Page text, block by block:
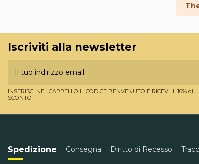
Iscriviti alla newsletter
INSERISCI NEL CARRELLO IL CODICE BENVENUTO E RICEVI IL 10% di
SCONTO
Spedizione Consegna Diritto di Recesso